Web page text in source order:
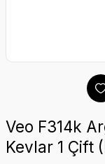
Veo F314k
Kevlar 1 Çift